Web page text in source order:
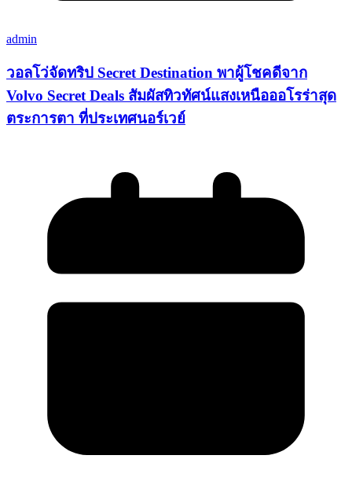
admin
วอลโว่จัดทริป Secret Destination พาผู้โชคดีจาก
Volvo Secret Deals สัมผัสทิวทัศน์แสงเหนือออโรร่าสุด
ตระการตา ที่ประเทศนอร์เวย์